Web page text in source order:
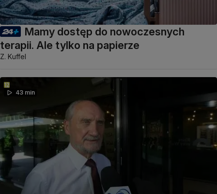
Mamy dostęp do nowoczesnych
terapii. Ale tylko na papierze
Z. Kuffel
43 min